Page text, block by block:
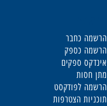
הרשמה כחבר
הרשמה כספק
אינדקס ספקים
מתן חסות
הרשמה לפודקסט
תוכניות הצטרפות